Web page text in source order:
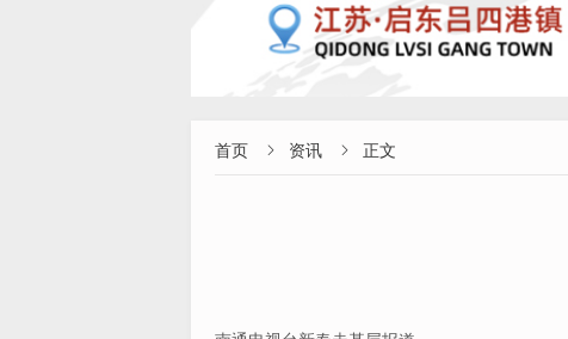
首页  资讯  正文